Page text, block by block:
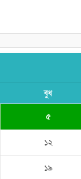
বুধ
৫
১২
১৯